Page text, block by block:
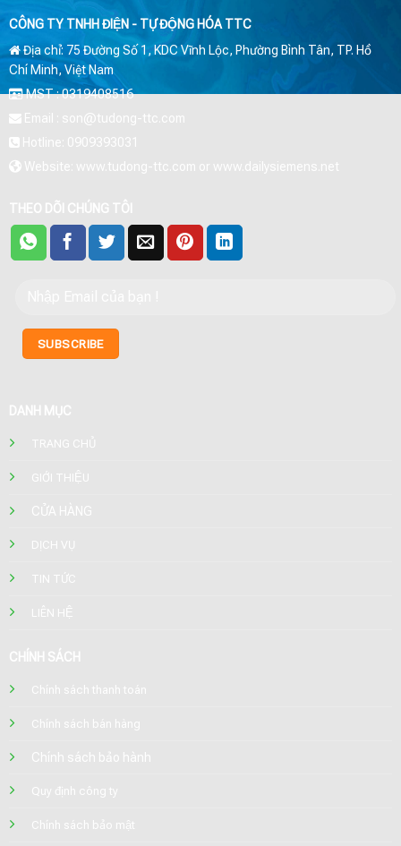
CÔNG TY TNHH ĐIỆN - TỰ ĐỘNG HÓA TTC
Địa chỉ: 75 Đường Số 1, KDC Vĩnh Lộc, Phường Bình Tân, TP. Hồ
Chí Minh, Việt Nam
MST : 0319408516
Email : son@tudong-ttc.com
Hotline: 0909393031
Website: www.tudong-ttc.com or www.dailysiemens.net
THEO DÕI CHÚNG TÔI
DANH MỤC
TRANG CHỦ
GIỚI THIỆU
CỬA HÀNG
DỊCH VỤ
TIN TỨC
LIÊN HỆ
CHÍNH SÁCH
Chính sách thanh toán
Chính sách bán hàng
Chính sách bảo hành
Quy định công ty
Chính sách bảo mật